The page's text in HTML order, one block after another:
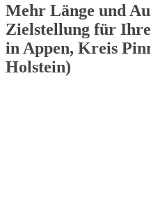
Mehr Länge und
Zielstellung für
in Appen, Kreis
Holstein)